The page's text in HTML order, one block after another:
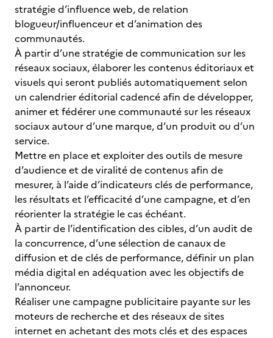
stratégie d’influence web, de relation
blogueur/influenceur et d’animation des
communautés.
À partir d’une stratégie de communication sur les
réseaux sociaux, élaborer les contenus éditoriaux et
visuels qui seront publiés automatiquement selon
un calendrier éditorial cadencé afin de développer,
animer et fédérer une communauté sur les réseaux
sociaux autour d’une marque, d’un produit ou d’un
service.
Mettre en place et exploiter des outils de mesure
d’audience et de viralité de contenus afin de
mesurer, à l’aide d’indicateurs clés de performance,
les résultats et l’efficacité d’une campagne, et d’en
réorienter la stratégie le cas échéant.
À partir de l’identification des cibles, d’un audit de
la concurrence, d’une sélection de canaux de
diffusion et de clés de performance, définir un plan
média digital en adéquation avec les objectifs de
l’annonceur.
Réaliser une campagne publicitaire payante sur les
moteurs de recherche et des réseaux de sites
internet en achetant des mots clés et des espaces